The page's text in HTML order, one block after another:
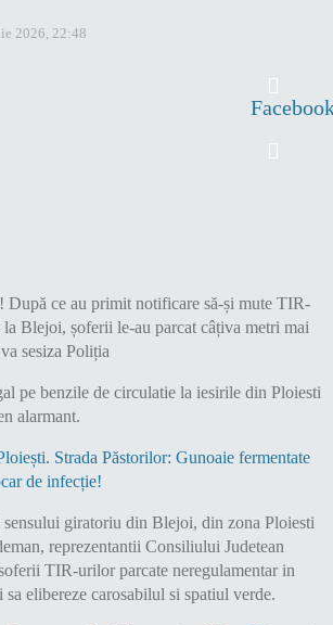
2026, 22:48
pe benzile de circulatie la iesirile din Ploiesti
alarmant.
Strada Păstorilor: Gunoaie fermentate
de infecție!
sensului giratoriu din Blejoi, din zona Ploiesti
reprezentantii Consiliului Judetean
TIR-urilor parcate neregulamentar in
elibereze carosabilul si spatiul verde.